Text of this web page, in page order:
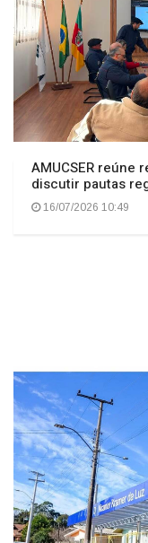
AMUCSER reúne
discutir pautas
16/07/2026 10:49